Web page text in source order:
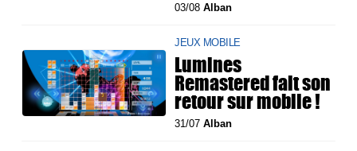
03/08Alban
JEUX MOBILE
Lumines
Remastered fait son
retour sur mobile !
31/07Alban